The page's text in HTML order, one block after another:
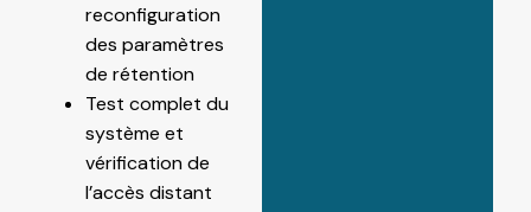
reconfiguration
des paramètres
de rétention
Test complet du
système et
vérification de
l’accès distant